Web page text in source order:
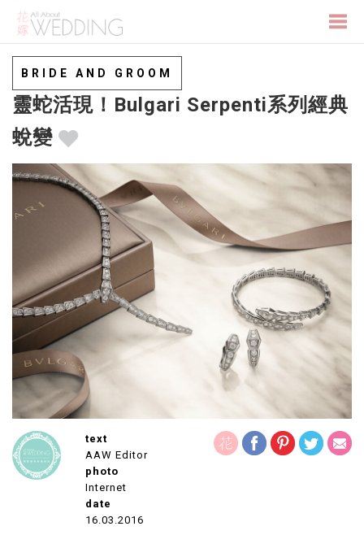
BRIDE AND GROOM
靈蛇活現！Bulgari Serpenti系列經典
蛻變
text
AAW Editor
photo
Internet
date
16.03.2016